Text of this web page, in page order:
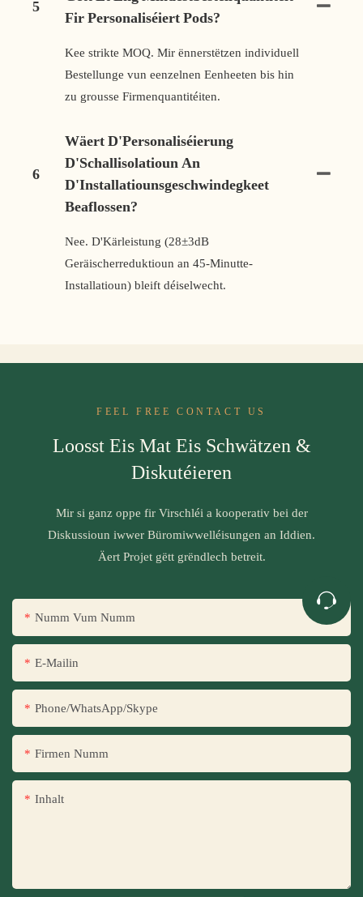
5
Fir Personaliséiert Pods?
Kee strikte MOQ. Mir ënnerstëtzen individuell
Bestellunge vun eenzelnen Eenheeten bis hin
zu grousse Firmenquantitéiten.
6
Wäert D'Personaliséierung
D'Schallisolatioun An
D'Installatiounsgeschwindegkeet
Beaflossen?
Nee. D'Kärleistung (28±3dB
Geräischerreduktioun an 45-Minutte-
Installatioun) bleift déiselwecht.
FEEL FREE CONTACT US
Loosst Eis Mat Eis Schwätzen &
Diskutéieren
Mir si ganz oppe fir Virschléi a kooperativ bei der
Diskussioun iwwer Büromiwwelléisungen an Iddien.
Äert Projet gëtt grëndlech betreit.
Numm Vum Numm
E-Mailin
Phone/WhatsApp/Skype
Firmen Numm
Inhalt